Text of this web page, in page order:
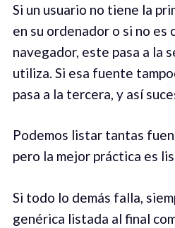
Si un usuario no tiene la
en su ordenador o si no es
navegador, este pasa a la
utiliza. Si esa fuente
pasa a la tercera, y así
Podemos listar tantas
pero la mejor práctica es
Si todo lo demás falla,
genérica listada al final